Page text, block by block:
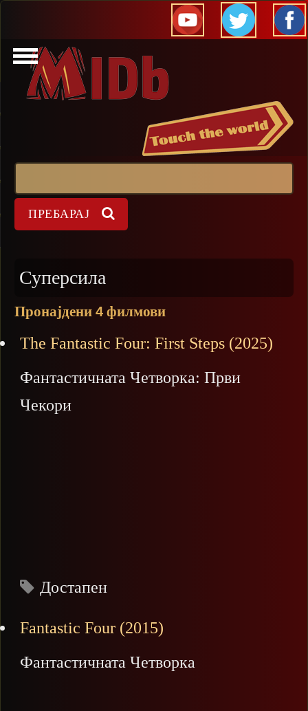
Прескокни
Суперсила
Пронајдени 4 филмови
The Fantastic Four: First Steps (2025)
Фантастичната Четворка: Први
Чекори
Достапен
Fantastic Four (2015)
Фантастичната Четворка